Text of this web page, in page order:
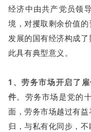
经济中由共产党员领
境，对攫取剩余价值
发展的国有经济构成
此具有典型意义。
1、劳务市场开启了
件。劳务市场是党的
面，劳务市场越过有
归，与私有化同步，